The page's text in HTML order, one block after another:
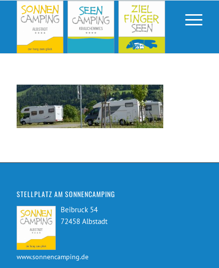
STELLPLATZ AM SONNENCAMPING
Beibruck 54
72458 Albstadt
www.sonnencamping.de